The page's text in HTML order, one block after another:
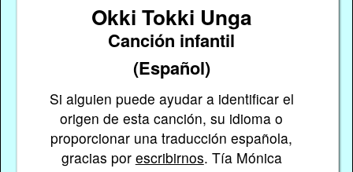
Okki Tokki Unga
Canción infantil
(Español)
Si alguien puede ayudar a identificar el
origen de esta canción, su idioma o
proporcionar una traducción española,
gracias por escribirnos. Tía Mónica